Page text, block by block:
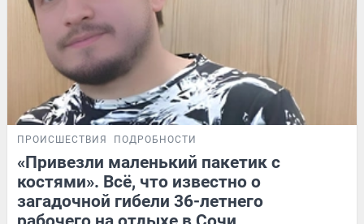
ПРОИСШЕСТВИЯ ПОДРОБНОСТИ
«Привезли маленький пакетик с
костями». Всё, что известно о
загадочной гибели 36-летнего